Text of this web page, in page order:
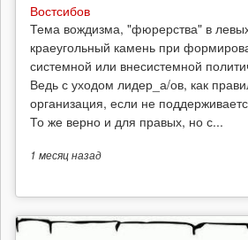
Востсибов
Тема вождизма, "фюрерства" в
краеугольный камень при
системной или внесистемной
Ведь с уходом лидер_а/ов, как
организация, если не
То же верно и для правых, но с...
1 месяцназад